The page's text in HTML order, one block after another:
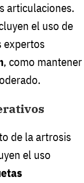
articulaciones.
el uso de
expertos
, como mantener
de la artrosis
el uso